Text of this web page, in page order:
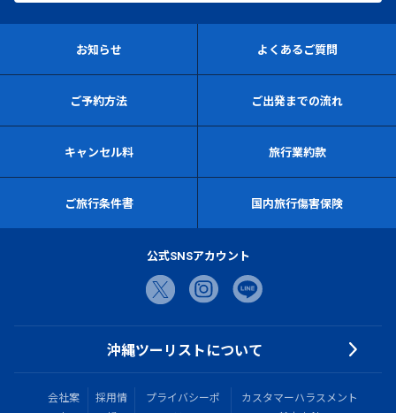
お知らせ よくあるご質問
ご予約方法 ご出発までの流れ
キャンセル料 旅行業約款
ご旅行条件書 国内旅行傷害保険
公式SNSアカウント
沖縄ツーリストについて
会社案
採用情
プライバシーポ
カスタマーハラスメント